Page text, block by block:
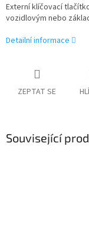
Externí klíčovací
vozidlovým nebo
Detailní informace
ZEPTAT SE
Související